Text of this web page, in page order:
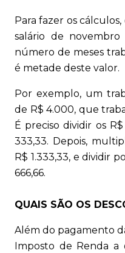
Para fazer os
salário de
número de meses
é metade deste valor.
Por exemplo, um
de R$ 4.000, que
É preciso dividir os
333,33. Depois,
R$ 1.333,33, e dividir
666,66.
QUAIS SÃO OS
Além do pagamento
Imposto de Renda